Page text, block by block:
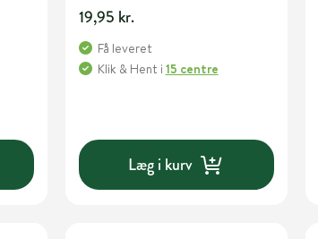
19,95 kr.
Få leveret
Klik & Hent i 15 centre
Læg i kurv